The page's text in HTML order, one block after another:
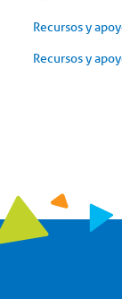
Recursos y
Recursos y